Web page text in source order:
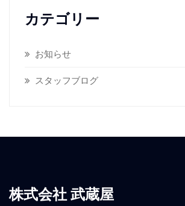
カテゴリー
お知らせ
スタッフブログ
株式会社 武蔵屋